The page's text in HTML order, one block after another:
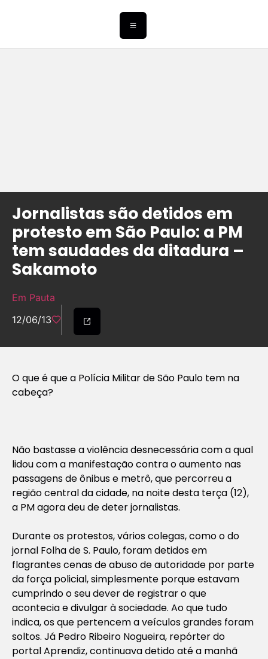
Jornalistas são detidos em
protesto em São Paulo: a PM
tem saudades da ditadura –
Sakamoto
Em Pauta
12/06/13
O que é que a Polícia Militar de São Paulo tem na
cabeça?
Não bastasse a violência desnecessária com a qual
lidou com a manifestação contra o aumento nas
passagens de ônibus e metrô, que percorreu a
região central da cidade, na noite desta terça (12),
a PM agora deu de deter jornalistas.
Durante os protestos, vários colegas, como o do
jornal Folha de S. Paulo, foram detidos em
flagrantes cenas de abuso de autoridade por parte
da força policial, simplesmente porque estavam
cumprindo o seu dever de registrar o que
acontecia e divulgar à sociedade. Ao que tudo
indica, os que pertencem a veículos grandes foram
soltos. Já Pedro Ribeiro Nogueira, repórter do
portal Aprendiz, continuava detido até a manhã